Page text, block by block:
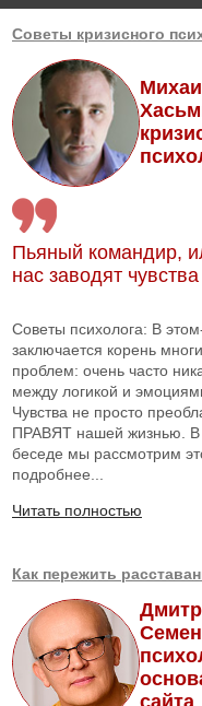
Советы кризисного
Пьяный командир,
нас заводят чувства
Советы психолога: В
заключается корень
проблем: очень часто
между логикой и
Чувства не просто
ПРАВЯТ нашей жизнью. В
беседе мы рассмотрим
подробнее...
Читать полностью
Как пережить
сайта